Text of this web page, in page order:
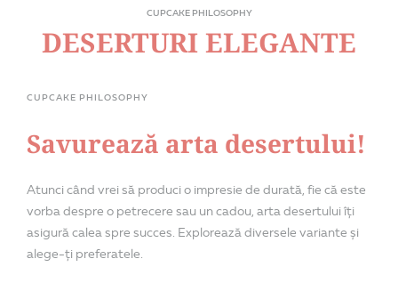
CUPCAKE PHILOSOPHY
DESERTURI ELEGANTE
CUPCAKE PHILOSOPHY
Savurează arta desertului!
Atunci când vrei să produci o impresie de durată, fie că este
vorba despre o petrecere sau un cadou, arta desertului îți
asigură calea spre succes. Explorează diversele variante și
alege-ți preferatele.